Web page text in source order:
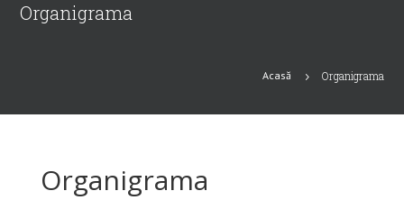
Organigrama
Acasă 5 Organigrama
Organigrama